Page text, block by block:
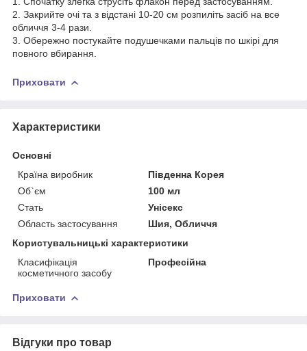
2. Закрийте очі та з відстані 10-20 см розпиліть засіб на все
обличчя 3-4 рази.
3. Обережно постукайте подушечками пальців по шкірі для
повного вбирання.
Приховати
Характеристики
Основні
Країна виробник
Південна Корея
Об`єм
100 мл
Стать
Унісекс
Область застосування
Шия, Обличчя
Користувальницькі характеристики
Класифікація
косметичного засобу
Професійна
Приховати
Відгуки про товар